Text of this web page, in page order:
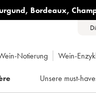
, Bordeaux,
Notierung Wein-
Unsere must-